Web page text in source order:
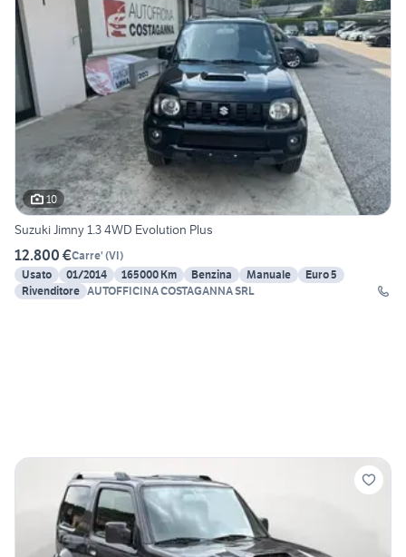
10
Suzuki Jimny 1.3 4WD Evolution Plus
12.800 €Carre' (VI)
Usato
01/2014 165000 Km Benzina Manuale
Euro 5
Rivenditore AUTOFFICINA COSTAGANNA SRL